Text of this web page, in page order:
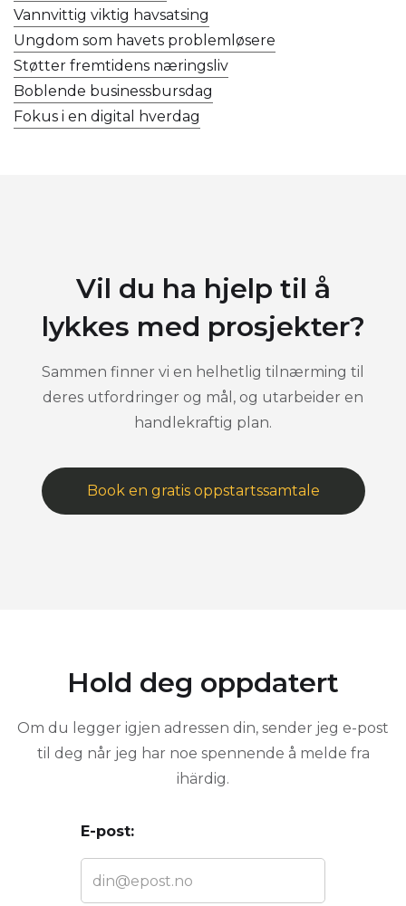
Vannvittig viktig havsatsing
Ungdom som havets problemløsere
Støtter fremtidens næringsliv
Boblende businessbursdag
Fokus i en digital hverdag
Vil du ha hjelp til å
lykkes med prosjekter?
Sammen finner vi en helhetlig tilnærming til
deres utfordringer og mål, og utarbeider en
handlekraftig plan.
Book en gratis oppstartssamtale
Hold deg oppdatert
Om du legger igjen adressen din, sender jeg e-post
til deg når jeg har noe spennende å melde fra
ihärdig.
E-post: